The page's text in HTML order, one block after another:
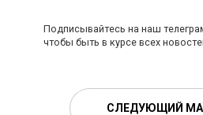
Подписывайтесь на наш
чтобы быть в курсе всех
СЛЕДУЮЩИЙ